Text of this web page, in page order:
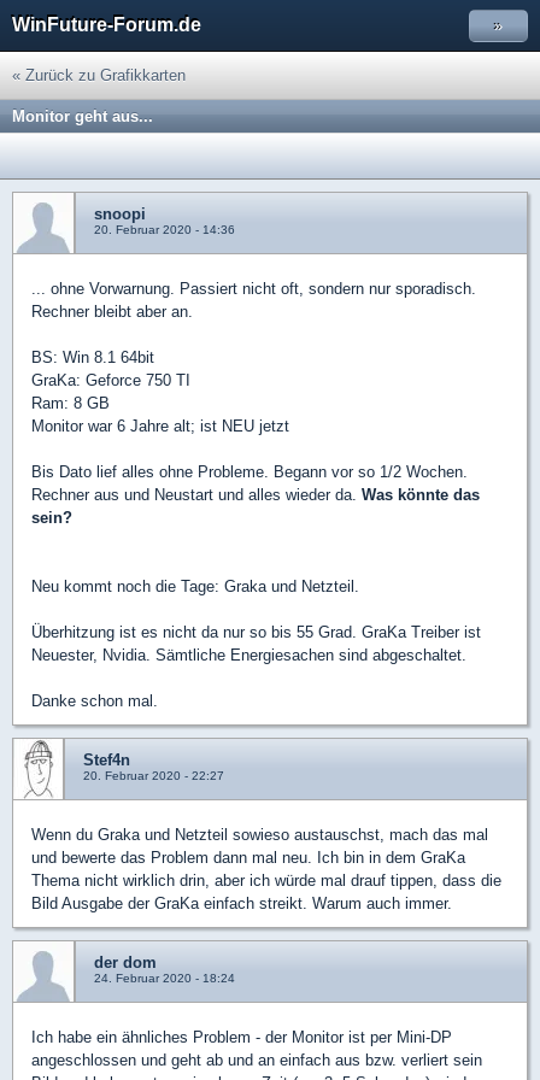
WinFuture-Forum.de »
« Zurück zu Grafikkarten
Monitor geht aus...
snoopi
20. Februar 2020 - 14:36
... ohne Vorwarnung. Passiert nicht oft, sondern nur sporadisch.
Rechner bleibt aber an.
BS: Win 8.1 64bit
GraKa: Geforce 750 TI
Ram: 8 GB
Monitor war 6 Jahre alt; ist NEU jetzt
Bis Dato lief alles ohne Probleme. Begann vor so 1/2 Wochen.
Rechner aus und Neustart und alles wieder da. Was könnte das
sein?
Neu kommt noch die Tage: Graka und Netzteil.
Überhitzung ist es nicht da nur so bis 55 Grad. GraKa Treiber ist
Neuester, Nvidia. Sämtliche Energiesachen sind abgeschaltet.
Danke schon mal.
Stef4n
20. Februar 2020 - 22:27
Wenn du Graka und Netzteil sowieso austauschst, mach das mal
und bewerte das Problem dann mal neu. Ich bin in dem GraKa
Thema nicht wirklich drin, aber ich würde mal drauf tippen, dass die
Bild Ausgabe der GraKa einfach streikt. Warum auch immer.
der dom
24. Februar 2020 - 18:24
Ich habe ein ähnliches Problem - der Monitor ist per Mini-DP
angeschlossen und geht ab und an einfach aus bzw. verliert sein